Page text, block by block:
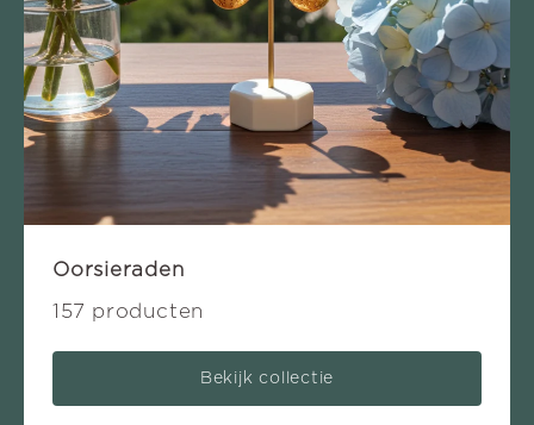
Oorsieraden
157 producten
Bekijk collectie